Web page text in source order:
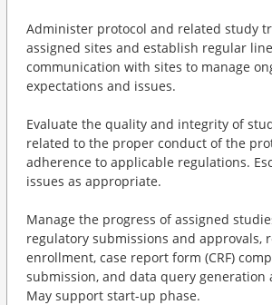
Administer protocol and related study
assigned sites and establish regular
communication with sites to manage
expectations and issues.
Evaluate the quality and integrity of
related to the proper conduct of the
adherence to applicable regulations.
issues as appropriate.
Manage the progress of assigned
regulatory submissions and approvals,
enrollment, case report form (CRF)
submission, and data query generation
May support start-up phase.